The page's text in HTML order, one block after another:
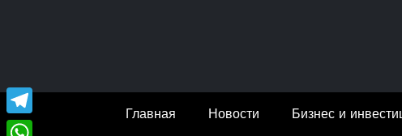
Главная Новости Бизнес и
Telegram